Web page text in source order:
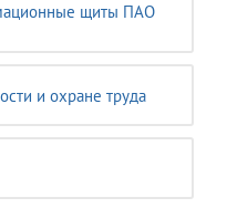
щиты ПАО
и охране труда